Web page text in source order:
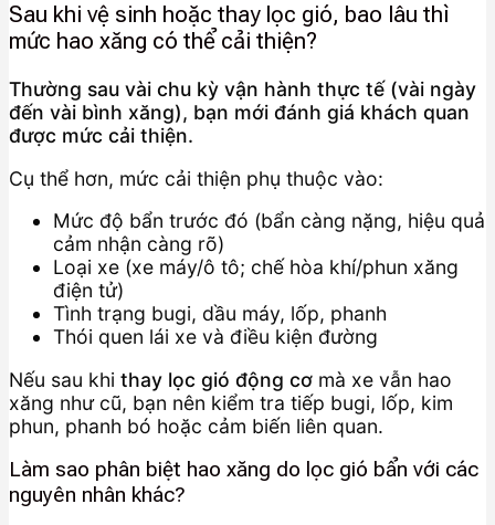
Sau khi vệ sinh hoặc thay lọc gió, bao lâu thì
mức hao xăng có thể cải thiện?
Thường sau vài chu kỳ vận hành thực tế (vài ngày
đến vài bình xăng), bạn mới đánh giá khách quan
được mức cải thiện.
Cụ thể hơn, mức cải thiện phụ thuộc vào:
Mức độ bẩn trước đó (bẩn càng nặng, hiệu quả
cảm nhận càng rõ)
Loại xe (xe máy/ô tô; chế hòa khí/phun xăng
điện tử)
Tình trạng bugi, dầu máy, lốp, phanh
Thói quen lái xe và điều kiện đường
Nếu sau khi thay lọc gió động cơ mà xe vẫn hao
xăng như cũ, bạn nên kiểm tra tiếp bugi, lốp, kim
phun, phanh bó hoặc cảm biến liên quan.
Làm sao phân biệt hao xăng do lọc gió bẩn với các
nguyên nhân khác?